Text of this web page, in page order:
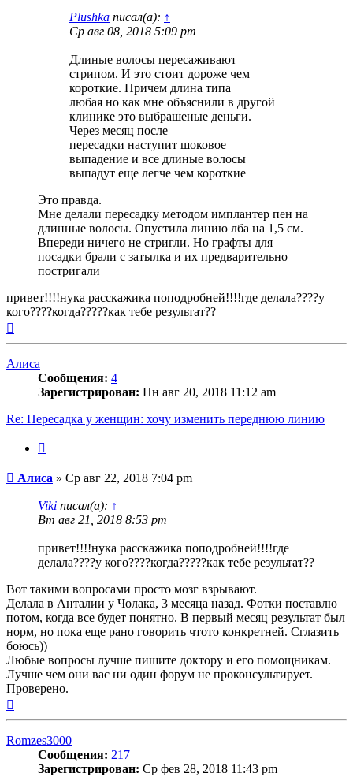
Plushka писал(а): ↑
Ср авг 08, 2018 5:09 pm
Длиные волосы пересаживают
стрипом. И это стоит дороже чем
короткие. Причем длина типа
любая но как мне объяснили в другой
клинике это выбрашеные деньги.
Через месяц после
пересадки наступит шоковое
выпадение и все длиные волосы
выпадут еще легче чем короткие
Это правда.
Мне делали пересадку методом имплантер пен на
длинные волосы. Опустила линию лба на 1,5 см.
Впереди ничего не стригли. Но графты для
посадки брали с затылка и их предварительно
постригали
привет!!!!нука расскажика поподробней!!!!где делала????у
кого????когда?????как тебе результат??
Алиса
Сообщения: 4
Зарегистрирован: Пн авг 20, 2018 11:12 am
Re: Пересадка у женщин: хочу изменить переднюю линию
Сообщение
Алиса » Ср авг 22, 2018 7:04 pm
Viki писал(а): ↑
Вт авг 21, 2018 8:53 pm
привет!!!!нука расскажика поподробней!!!!где
делала????у кого????когда?????как тебе результат??
Вот такими вопросами просто мозг взрывают.
Делала в Анталии у Чолака, 3 месяца назад. Фотки поставлю
потом, когда все будет понятно. В первый месяц результат был
норм, но пока еще рано говорить чтото конкретней. Сглазить
боюсь))
Любые вопросы лучше пишите доктору и его помощникам.
Лучше чем они вас ни один форум не проконсультирует.
Проверено.
Romzes3000
Сообщения: 217
Зарегистрирован: Ср фев 28, 2018 11:43 pm